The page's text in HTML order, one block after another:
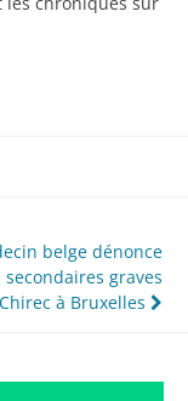
belge dénonce
secondaires graves
à Bruxelles